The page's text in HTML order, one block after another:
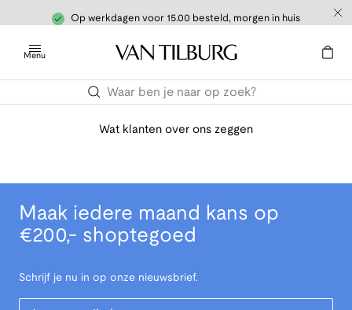
Op werkdagen voor 15.00 besteld, morgen in huis
Menu
Wat klanten over ons zeggen
Maak iedere maand kans op
€200,- shoptegoed
Schrijf je nu in op onze nieuwsbrief.
Your Email